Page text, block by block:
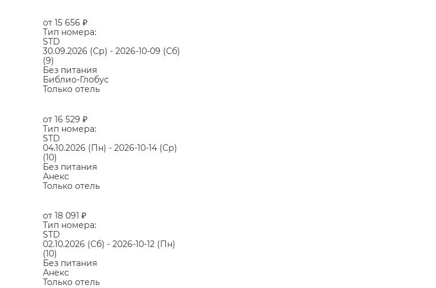
от 15 656 ₽
Тип номера:
STD
30.09.2026 (Ср) - 2026-10-09 (Сб)
(9)
Без питания
Библио-Глобус
Только отель
от 16 529 ₽
Тип номера:
STD
04.10.2026 (Пн) - 2026-10-14 (Ср)
(10)
Без питания
Анекс
Только отель
от 18 091 ₽
Тип номера:
STD
02.10.2026 (Сб) - 2026-10-12 (Пн)
(10)
Без питания
Анекс
Только отель